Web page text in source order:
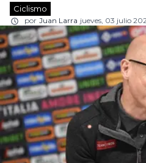
Ciclismo
por Juan Larra jueves, 03 julio